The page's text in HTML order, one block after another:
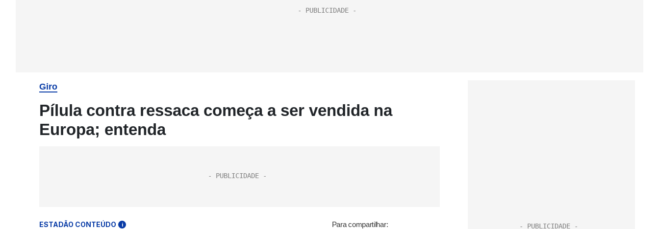
Giro
Pílula contra ressaca começa a ser vendida na
Europa; entenda
ESTADÃO CONTEÚDO i Para compartilhar: